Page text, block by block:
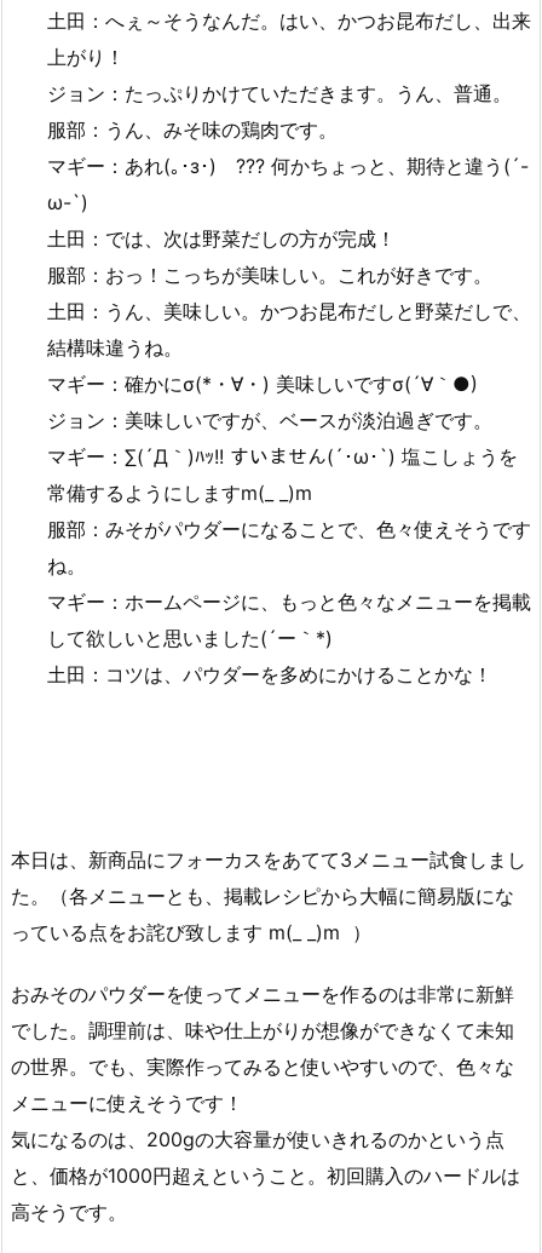
土田：へぇ～そうなんだ。はい、かつお昆布だし、出来
上がり！
ジョン：たっぷりかけていただきます。うん、普通。
服部：うん、みそ味の鶏肉です。
マギー：あれ(｡･з･)ゞ??? 何かちょっと、期待と違う(´-
ω-`)
土田：では、次は野菜だしの方が完成！
服部：おっ！こっちが美味しい。これが好きです。
土田：うん、美味しい。かつお昆布だしと野菜だしで、
結構味違うね。
マギー：確かにσ(*・∀・) 美味しいですσ(´∀｀●)
ジョン：美味しいですが、ベースが淡泊過ぎです。
マギー：∑(´Д｀)ﾊｯ!! すいません(´･ω･`) 塩こしょうを
常備するようにしますm(_ _)m
服部：みそがパウダーになることで、色々使えそうです
ね。
マギー：ホームページに、もっと色々なメニューを掲載
して欲しいと思いました(´ー｀*)
土田：コツは、パウダーを多めにかけることかな！
本日は、新商品にフォーカスをあてて3メニュー試食しまし
た。（各メニューとも、掲載レシピから大幅に簡易版にな
っている点をお詫び致します m(_ _)m ）
おみそのパウダーを使ってメニューを作るのは非常に新鮮
でした。調理前は、味や仕上がりが想像ができなくて未知
の世界。でも、実際作ってみると使いやすいので、色々な
メニューに使えそうです！
気になるのは、200gの大容量が使いきれるのかという点
と、価格が1000円超えということ。初回購入のハードルは
高そうです。